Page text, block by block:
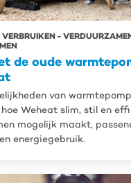
VERBRUIKEN
de oude
van
Weheat slim, stil en
mogelijk maakt,
energiegebruik.